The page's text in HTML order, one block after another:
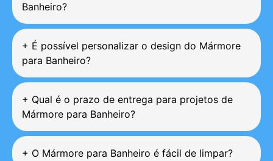
Banheiro?
+ É possível personalizar o design do Mármore
para Banheiro?
+ Qual é o prazo de entrega para projetos de
Mármore para Banheiro?
+ O Mármore para Banheiro é fácil de limpar?